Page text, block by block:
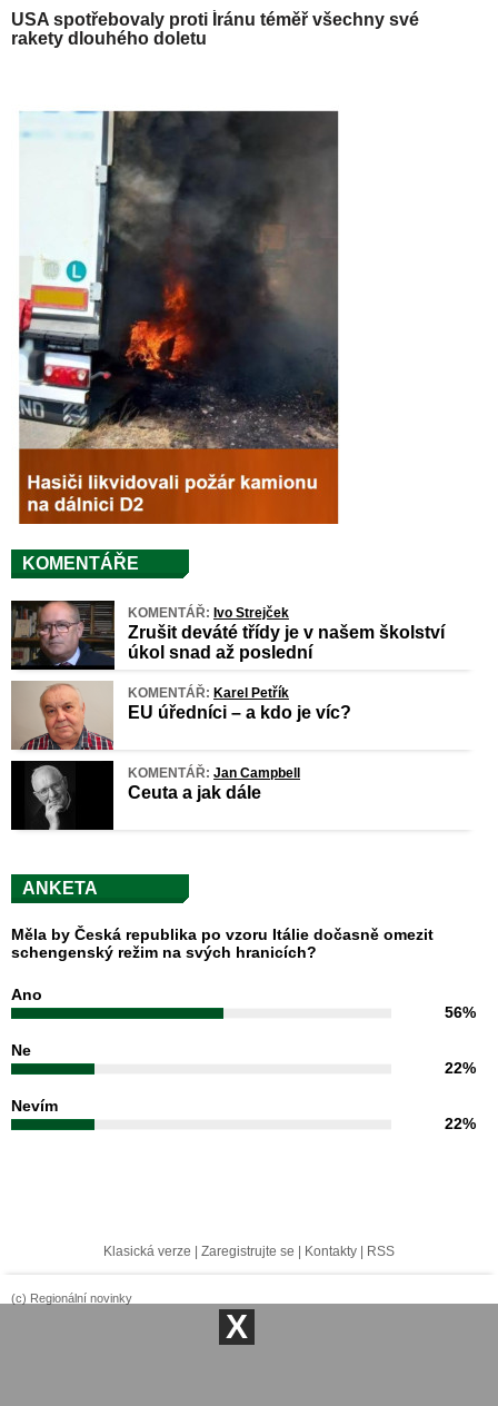
USA spotřebovaly proti Íránu téměř všechny své
rakety dlouhého doletu
KOMENTÁŘE
KOMENTÁŘ: Ivo Strejček
Zrušit deváté třídy je v našem školství
úkol snad až poslední
KOMENTÁŘ: Karel Petřík
EU úředníci – a kdo je víc?
KOMENTÁŘ: Jan Campbell
Ceuta a jak dále
ANKETA
Měla by Česká republika po vzoru Itálie dočasně omezit
schengenský režim na svých hranicích?
Ano
56%
Ne
22%
Nevím
22%
Klasická verze | Zaregistrujte se | Kontakty | RSS
(c) Regionální novinky
X